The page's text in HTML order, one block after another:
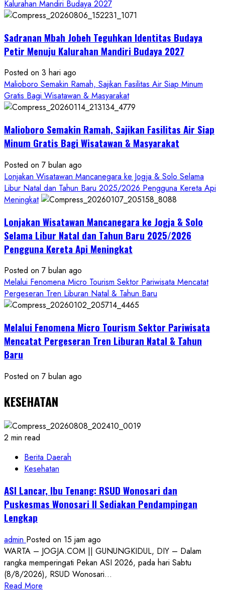
about
Bersama
Gunungkidul
Antusiasme
Warnai
Kirab
Budaya
Sadranan
Jobeh
yang
Resmi
Sandang
Status
Kalurahan
Budaya
Kalurahan Mandiri Budaya 2027
Sadranan Mbah Jobeh Teguhkan Identitas Budaya
Petir Menuju Kalurahan Mandiri Budaya 2027
Posted on 3 hari ago
Malioboro Semakin Ramah, Sajikan Fasilitas Air Siap Minum
Gratis Bagi Wisatawan & Masyarakat
Malioboro Semakin Ramah, Sajikan Fasilitas Air Siap
Minum Gratis Bagi Wisatawan & Masyarakat
Posted on 7 bulan ago
Lonjakan Wisatawan Mancanegara ke Jogja & Solo Selama
Libur Natal dan Tahun Baru 2025/2026 Pengguna Kereta Api
Meningkat
Lonjakan Wisatawan Mancanegara ke Jogja & Solo
Selama Libur Natal dan Tahun Baru 2025/2026
Pengguna Kereta Api Meningkat
Posted on 7 bulan ago
Melalui Fenomena Micro Tourism Sektor Pariwisata Mencatat
Pergeseran Tren Liburan Natal & Tahun Baru
Melalui Fenomena Micro Tourism Sektor Pariwisata
Mencatat Pergeseran Tren Liburan Natal & Tahun
Baru
Posted on 7 bulan ago
KESEHATAN
2 min read
Berita Daerah
Kesehatan
ASI Lancar, Ibu Tenang: RSUD Wonosari dan
Puskesmas Wonosari II Sediakan Pendampingan
Lengkap
admin Posted on 15 jam ago
WARTA – JOGJA.COM || GUNUNGKIDUL, DIY – Dalam
rangka memperingati Pekan ASI 2026, pada hari Sabtu
(8/8/2026), RSUD Wonosari...
Read More